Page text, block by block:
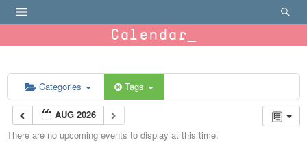
Calendar
Categories Tags
AUG 2026
There are no upcoming events to display at this time.